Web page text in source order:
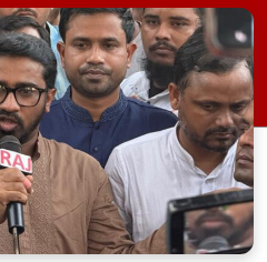
বিচার অবশ্যই হতে
হক নুরের ওপর নয়,
হামলা। সুতরাং নুরের